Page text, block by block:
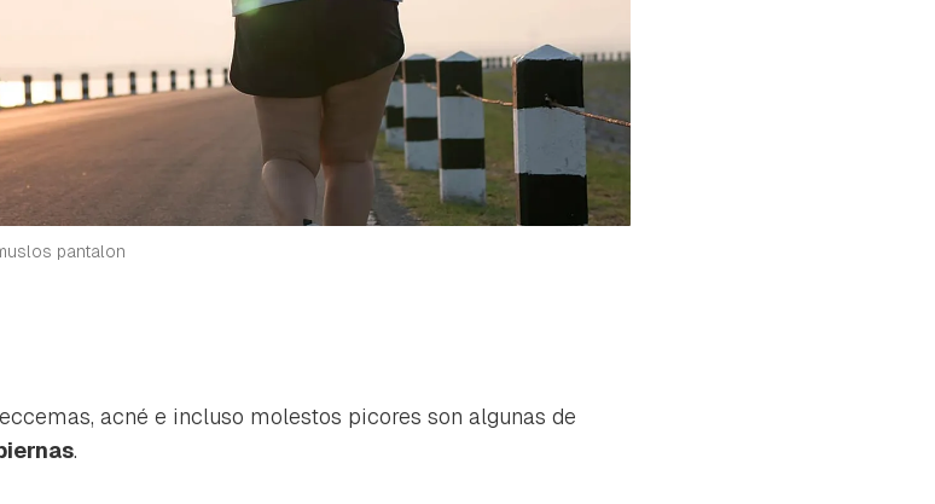
pantalon
acné e incluso molestos picores son algunas de
.